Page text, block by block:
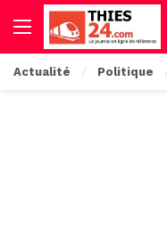
Actualité Politique